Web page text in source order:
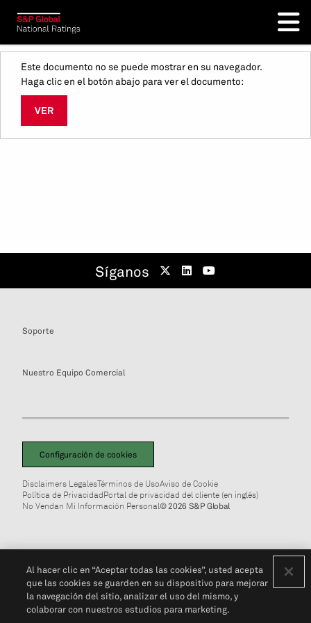
Este documento no se puede mostrar en su navegador.
Haga clic en el botón abajo para ver el documento:
VER
Síganos
Soporte
Nuestro Equipo Comercial
Configuración de cookies
Disclaimers LegalesTérminos de UsoAviso de Cookie
Política de PrivacidadPortal de privacidad del cliente (en inglés)
No Vendan Mi Información Personal© 2026 S&P Global
Al hacer clic en “Aceptar todas las cookies”, usted acepta
que las cookies se guarden en su dispositivo para mejorar
la navegación del sitio, analizar el uso del mismo, y
colaborar con nuestros estudios para marketing.